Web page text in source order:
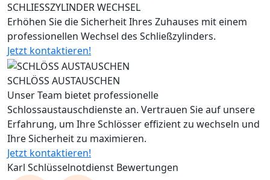
SCHLIESSZYLINDER WECHSEL
Erhöhen Sie die Sicherheit Ihres Zuhauses mit einem
professionellen Wechsel des Schließzylinders.
Jetzt kontaktieren!
SCHLÖSS AUSTAUSCHEN
Unser Team bietet professionelle
Schlossaustauschdienste an. Vertrauen Sie auf unsere
Erfahrung, um Ihre Schlösser effizient zu wechseln und
Ihre Sicherheit zu maximieren.
Jetzt kontaktieren!
Karl Schlüsselnotdienst Bewertungen